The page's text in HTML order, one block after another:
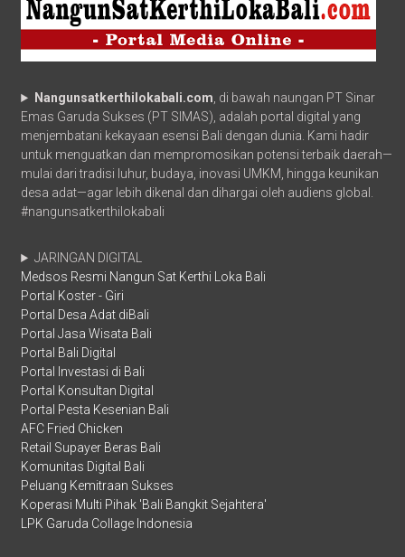
Nangunsatkerthilokabali.com , di bawah naungan PT Sinar
Emas Garuda Sukses (PT SIMAS), adalah portal digital yang
menjembatani kekayaan esensi Bali dengan dunia. Kami hadir
untuk menguatkan dan mempromosikan potensi terbaik daerah—
mulai dari tradisi luhur, budaya, inovasi UMKM, hingga keunikan
desa adat—agar lebih dikenal dan dihargai oleh audiens global.
#nangunsatkerthilokabali
JARINGAN DIGITAL
Medsos Resmi Nangun Sat Kerthi Loka Bali
Portal Koster - Giri
Portal Desa Adat diBali
Portal Jasa Wisata Bali
Portal Bali Digital
Portal Investasi di Bali
Portal Konsultan Digital
Portal Pesta Kesenian Bali
AFC Fried Chicken
Retail Supayer Beras Bali
Komunitas Digital Bali
Peluang Kemitraan Sukses
Koperasi Multi Pihak 'Bali Bangkit Sejahtera'
LPK Garuda Collage Indonesia